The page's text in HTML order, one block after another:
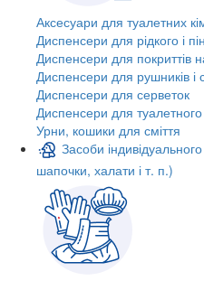
Аксесуари для туалетних
Диспенсери для рідкого і
Диспенсери для покриттів
Диспенсери для рушників і
Диспенсери для серветок
Диспенсери для
Урни, кошики для сміття
Засоби
шапочки, халати і т. п.)